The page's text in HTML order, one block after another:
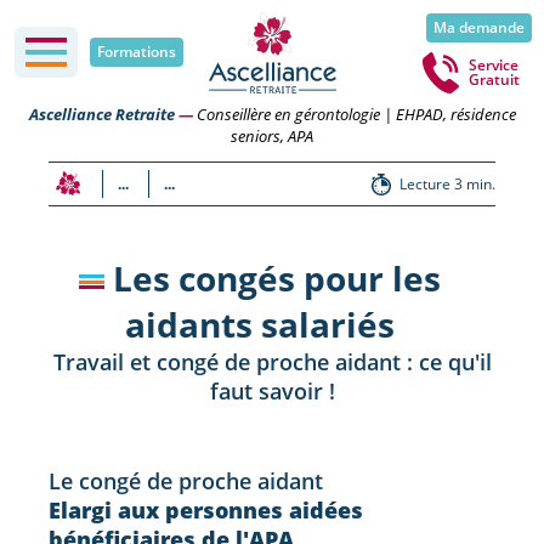
Formations
Ma demande
Service
Gratuit
Ascelliance Retraite—Conseillère en gérontologie | EHPAD, résidence
seniors, APA
... ... Lecture 3 min.
Les congés pour les
aidants salariés
Travail et congé de proche aidant : ce qu'il
faut savoir !
Le congé de proche aidant
Elargi aux personnes aidées